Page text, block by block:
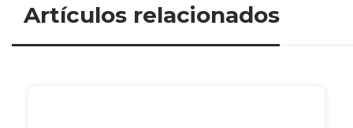
Artículos relacionados